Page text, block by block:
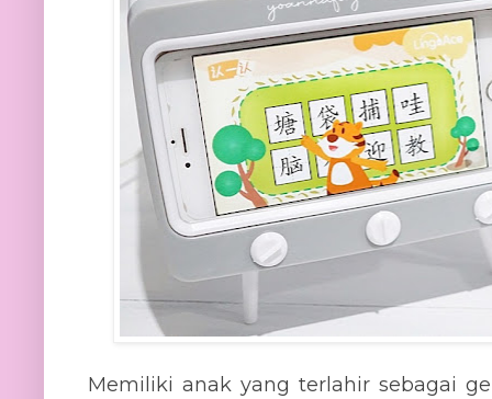
Memiliki anak yang terlahir sebagai